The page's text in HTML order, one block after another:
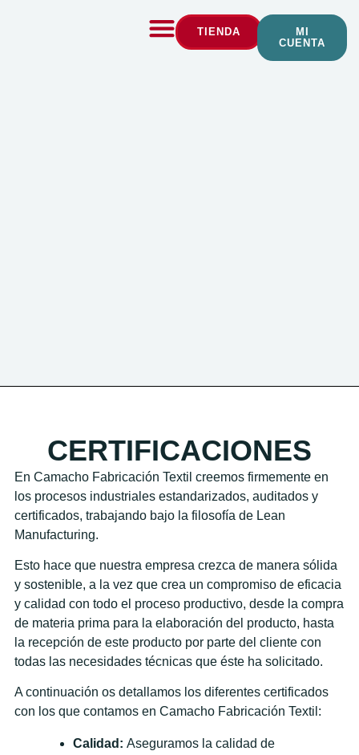
TIENDA
MI
CUENTA
CERTIFICACIONES
En Camacho Fabricación Textil creemos firmemente en
los procesos industriales estandarizados, auditados y
certificados, trabajando bajo la filosofía de Lean
Manufacturing.
Esto hace que nuestra empresa crezca de manera sólida
y sostenible, a la vez que crea un compromiso de eficacia
y calidad con todo el proceso productivo, desde la compra
de materia prima para la elaboración del producto, hasta
la recepción de este producto por parte del cliente con
todas las necesidades técnicas que éste ha solicitado.
A continuación os detallamos los diferentes certificados
con los que contamos en Camacho Fabricación Textil:
Calidad: Aseguramos la calidad de